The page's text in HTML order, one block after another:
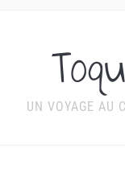
UN VOYAGE AU